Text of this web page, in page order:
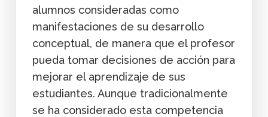
alumnos consideradas como
manifestaciones de su desarrollo
conceptual, de manera que el profesor
pueda tomar decisiones de acción para
mejorar el aprendizaje de sus
estudiantes. Aunque tradicionalmente
se ha considerado esta competencia